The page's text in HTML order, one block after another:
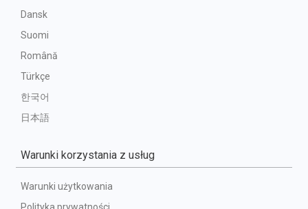
Dansk
Suomi
Română
Türkçe
한국어
日本語
Warunki korzystania z usług
Warunki użytkowania